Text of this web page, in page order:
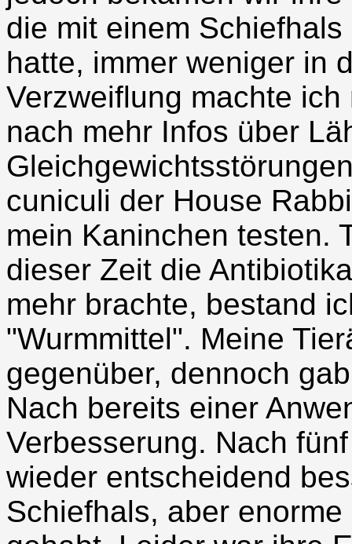
die mit einem
hatte, immer weniger in
Verzweiflung machte
nach mehr Infos über
cuniculi der House
mein Kaninchen testen.
dieser Zeit die
mehr brachte, bestand
"Wurmmittel". Meine
gegenüber, dennoch
Nach bereits einer
Verbesserung. Nach
wieder entscheidend
Schiefhals, aber